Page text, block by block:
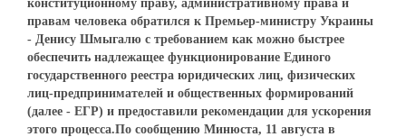
конституционному праву, административному права и
правам человека обратился к Премьер-министру Украины
- Денису Шмыгалю с требованием как можно быстрее
обеспечить надлежащее функционирование Единого
государственного реестра юридических лиц, физических
лиц-предпринимателей и общественных формирований
(далее - ЕГР) и предоставили рекомендации для ускорения
этого процесса.По сообщению Минюста, 11 августа в